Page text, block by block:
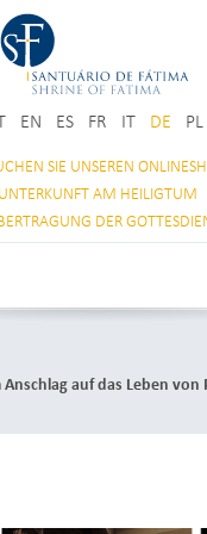
EN ES FR IT DE PL
SIE UNSEREN
UNTERKUNFTAM HEILIGTUM
DER
auf das Leben von